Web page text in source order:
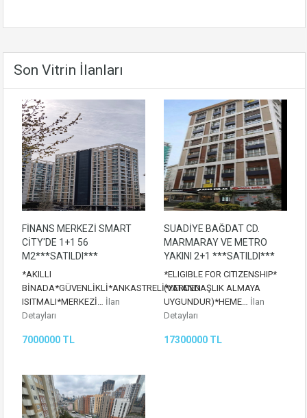
Son Vitrin İlanları
FİNANS MERKEZİ SMART
CİTY'DE 1+1 56
M2***SATILDI***
*AKILLI
BİNADA*GÜVENLİKLİ*ANKASTRELİ*YERDEN
ISITMALI*MERKEZİ… İlan
Detayları
7000000 TL
SUADİYE BAĞDAT CD.
MARMARAY VE METRO
YAKINI 2+1 ***SATILDI***
*ELIGIBLE FOR CITIZENSHIP*
(VATANDAŞLIK ALMAYA
UYGUNDUR)*HEME… İlan
Detayları
17300000 TL